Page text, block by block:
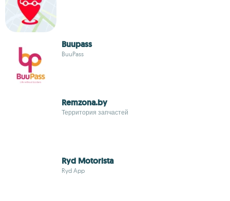
Buupass
BuuPass
Remzona.by
Территория запчастей
Ryd Motorista
Ryd App